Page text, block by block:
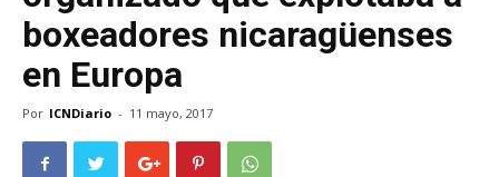
boxeadores nicaragüenses
en Europa
Por ICNDiario - 11 mayo, 2017